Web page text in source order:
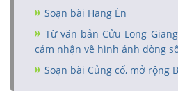
Soạn bài Hang Én
Từ văn bản Cửu Long
cảm nhận về hình ảnh dòng
Soạn bài Củng cố, mở rộng